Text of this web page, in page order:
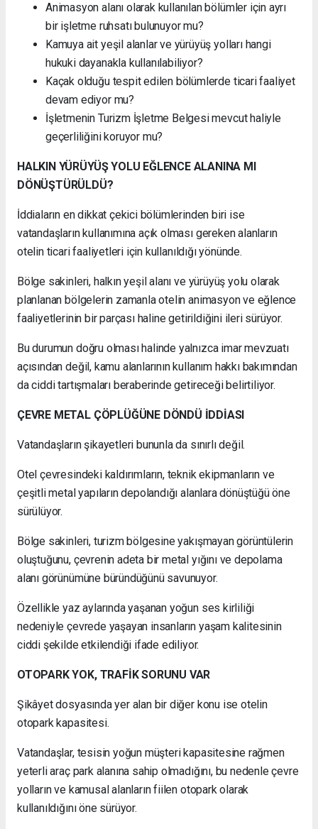
Animasyon alanı olarak kullanılan bölümler için ayrı
bir işletme ruhsatı bulunuyor mu?
Kamuya ait yeşil alanlar ve yürüyüş yolları hangi
hukuki dayanakla kullanılabiliyor?
Kaçak olduğu tespit edilen bölümlerde ticari faaliyet
devam ediyor mu?
İşletmenin Turizm İşletme Belgesi mevcut haliyle
geçerliliğini koruyor mu?
HALKIN YÜRÜYÜŞ YOLU EĞLENCE ALANINA MI
DÖNÜŞTÜRÜLDÜ?
İddiaların en dikkat çekici bölümlerinden biri ise
vatandaşların kullanımına açık olması gereken alanların
otelin ticari faaliyetleri için kullanıldığı yönünde.
Bölge sakinleri, halkın yeşil alanı ve yürüyüş yolu olarak
planlanan bölgelerin zamanla otelin animasyon ve eğlence
faaliyetlerinin bir parçası haline getirildiğini ileri sürüyor.
Bu durumun doğru olması halinde yalnızca imar mevzuatı
açısından değil, kamu alanlarının kullanım hakkı bakımından
da ciddi tartışmaları beraberinde getireceği belirtiliyor.
ÇEVRE METAL ÇÖPLÜĞÜNE DÖNDÜ İDDİASI
Vatandaşların şikayetleri bununla da sınırlı değil.
Otel çevresindeki kaldırımların, teknik ekipmanların ve
çeşitli metal yapıların depolandığı alanlara dönüştüğü öne
sürülüyor.
Bölge sakinleri, turizm bölgesine yakışmayan görüntülerin
oluştuğunu, çevrenin adeta bir metal yığını ve depolama
alanı görünümüne büründüğünü savunuyor.
Özellikle yaz aylarında yaşanan yoğun ses kirliliği
nedeniyle çevrede yaşayan insanların yaşam kalitesinin
ciddi şekilde etkilendiği ifade ediliyor.
OTOPARK YOK, TRAFİK SORUNU VAR
Şikâyet dosyasında yer alan bir diğer konu ise otelin
otopark kapasitesi.
Vatandaşlar, tesisin yoğun müşteri kapasitesine rağmen
yeterli araç park alanına sahip olmadığını, bu nedenle çevre
yolların ve kamusal alanların fiilen otopark olarak
kullanıldığını öne sürüyor.